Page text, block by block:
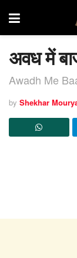
अवध में
Awadh Me
by Shekhar